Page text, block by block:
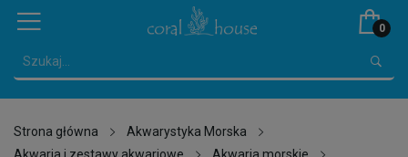
0
Strona główna
Akwarystyka Morska